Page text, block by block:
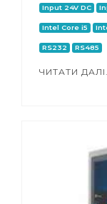
Input 24V DC
Intel Core i5
RS232 RS485
ЧИТАТИ